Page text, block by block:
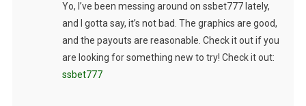
Yo, I’ve been messing around on ssbet777 lately,
and I gotta say, it’s not bad. The graphics are good,
and the payouts are reasonable. Check it out if you
are looking for something new to try! Check it out:
ssbet777